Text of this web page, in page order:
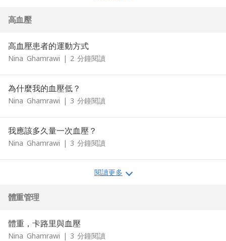
高血壓
高血壓患者的運動方式
Nina Ghamrawi | 2 分鐘閱讀
為什麼我的血壓低？
Nina Ghamrawi | 3 分鐘閱讀
我應該多久量一次血壓？
Nina Ghamrawi | 3 分鐘閱讀
閱讀更多
體重管理
體重，卡路里與血壓
Nina Ghamrawi | 3 分鐘閱讀